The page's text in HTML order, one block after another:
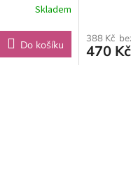
Skladem
Do košíku
388 Kč
470 Kč